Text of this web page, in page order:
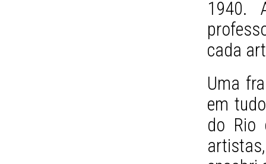
1940.
cada
Uma
em
do Rio